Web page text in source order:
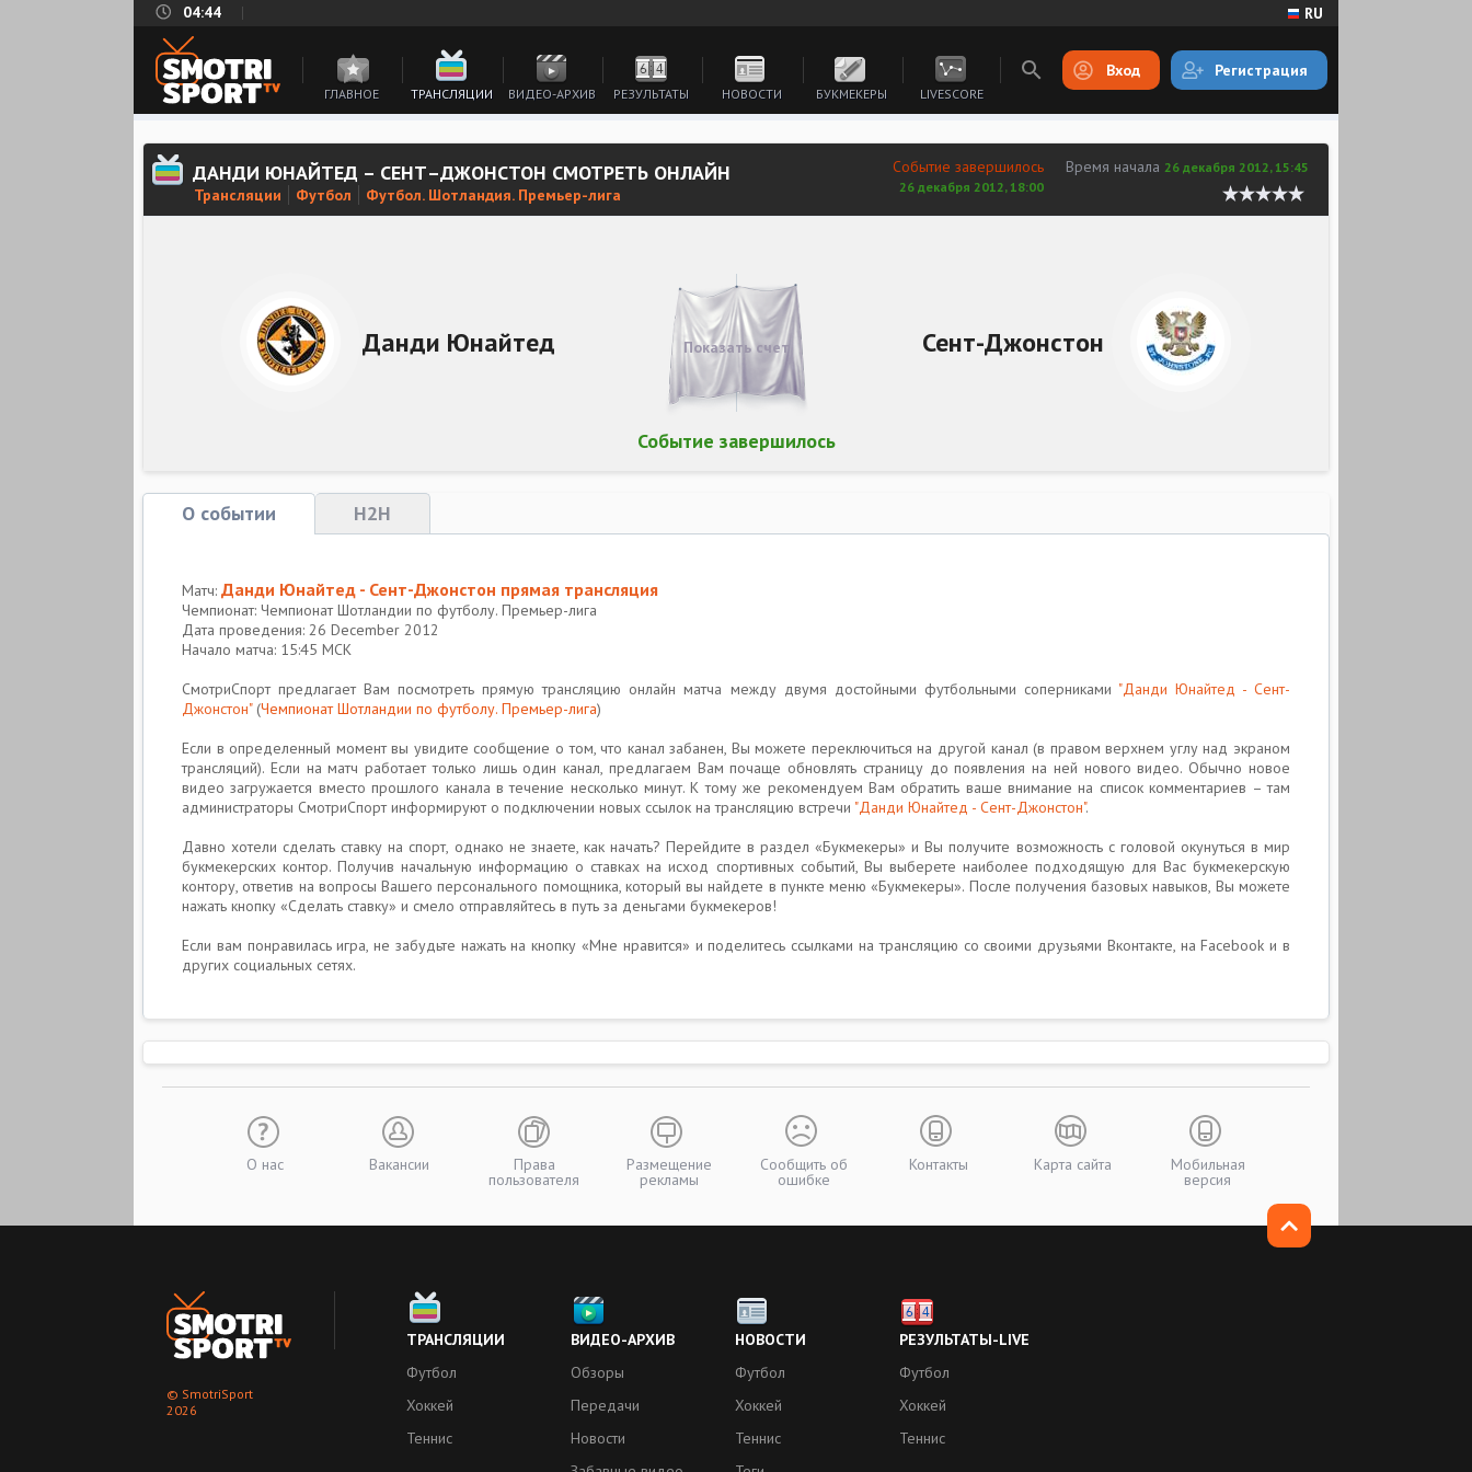
04:44 RU
ГЛАВНОЕ ТРАНСЛЯЦИИ ВИДЕО-АРХИВ РЕЗУЛЬТАТЫ НОВОСТИ БУКМЕКЕРЫ LIVESCORE
Вход Регистрация
ДАНДИ ЮНАЙТЕД – СЕНТ–ДЖОНСТОН СМОТРЕТЬ ОНЛАЙН
Трансляции Футбол Футбол. Шотландия. Премьер-лига
Время начала 26 декабря 2012, 15:45
Событие завершилось
26 декабря 2012, 18:00
Данди Юнайтед Сент-Джонстон
Событие завершилось
Показать счет
О событии H2H
Матч: Данди Юнайтед - Сент-Джонстон прямая трансляция
Чемпионат: Чемпионат Шотландии по футболу. Премьер-лига
Дата проведения: 26 December 2012
Начало матча: 15:45 МСК
СмотриСпорт предлагает Вам посмотреть прямую трансляцию онлайн матча между двумя достойными футбольными соперниками "Данди Юнайтед - Сент-
Джонстон"(Чемпионат Шотландии по футболу. Премьер-лига)
Если в определенный момент вы увидите сообщение о том, что канал забанен, Вы можете переключиться на другой канал (в правом верхнем углу над экраном
трансляций). Если на матч работает только лишь один канал, предлагаем Вам почаще обновлять страницу до появления на ней нового видео. Обычно новое
видео загружается вместо прошлого канала в течение несколько минут. К тому же рекомендуем Вам обратить ваше внимание на список комментариев – там
администраторы СмотриСпорт информируют о подключении новых ссылок на трансляцию встречи "Данди Юнайтед - Сент-Джонстон".
Давно хотели сделать ставку на спорт, однако не знаете, как начать? Перейдите в раздел «Букмекеры» и Вы получите возможность с головой окунуться в мир
букмекерских контор. Получив начальную информацию о ставках на исход спортивных событий, Вы выберете наиболее подходящую для Вас букмекерскую
контору, ответив на вопросы Вашего персонального помощника, который вы найдете в пункте меню «Букмекеры». После получения базовых навыков, Вы можете
нажать кнопку «Сделать ставку» и смело отправляйтесь в путь за деньгами букмекеров!
Если вам понравилась игра, не забудьте нажать на кнопку «Мне нравится» и поделитесь ссылками на трансляцию со своими друзьями Вконтакте, на Facebook и в
других социальных сетях.
О нас Вакансии Права
пользователя
Размещение
рекламы
Сообщить об
ошибке
Контакты Карта сайта Мобильная
версия
© SmotriSport
2026
ТРАНСЛЯЦИИ
Футбол
Хоккей
Теннис
ВИДЕО-АРХИВ
Обзоры
Передачи
Новости
НОВОСТИ
Футбол
Хоккей
Теннис
РЕЗУЛЬТАТЫ-LIVE
Футбол
Хоккей
Теннис